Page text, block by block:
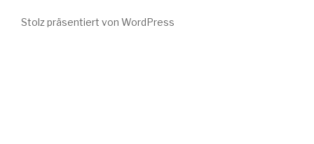
Instagram
Stolz präsentiert von WordPress